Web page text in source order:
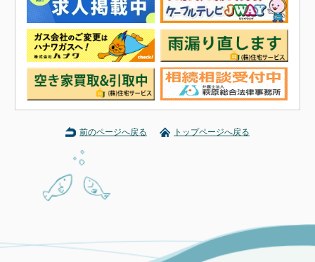
前のページへ戻る トップページへ戻る